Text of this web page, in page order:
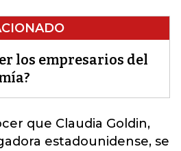
los empresarios del
que Claudia Goldin,
estadounidense, se